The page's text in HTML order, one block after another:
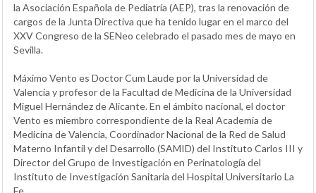
la Asociación Española de Pediatría (AEP), tras la renovación de
cargos de la Junta Directiva que ha tenido lugar en el marco del
XXV Congreso de la SENeo celebrado el pasado mes de mayo en
Sevilla.
Máximo Vento es Doctor Cum Laude por la Universidad de
Valencia y profesor de la Facultad de Medicina de la Universidad
Miguel Hernández de Alicante. En el ámbito nacional, el doctor
Vento es miembro correspondiente de la Real Academia de
Medicina de Valencia, Coordinador Nacional de la Red de Salud
Materno Infantil y del Desarrollo (SAMID) del Instituto Carlos III y
Director del Grupo de Investigación en Perinatología del
Instituto de Investigación Sanitaria del Hospital Universitario La
Fe.